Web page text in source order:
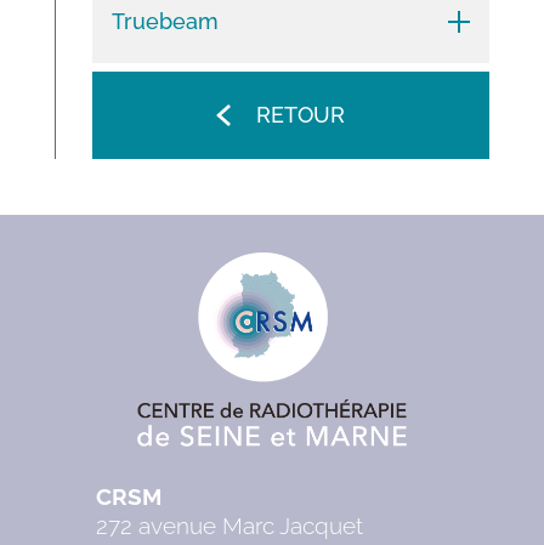
Truebeam
RETOUR
CRSM
272 avenue Marc Jacquet